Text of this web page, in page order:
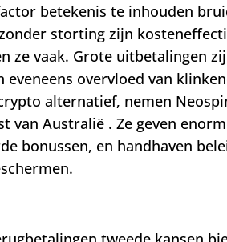
betekenis te inhouden
storting zijn
ze vaak. Grote uitbetalingen
eveneens overvloed van
alternatief, nemen
van Australië . Ze geven
bonussen, en handhaven